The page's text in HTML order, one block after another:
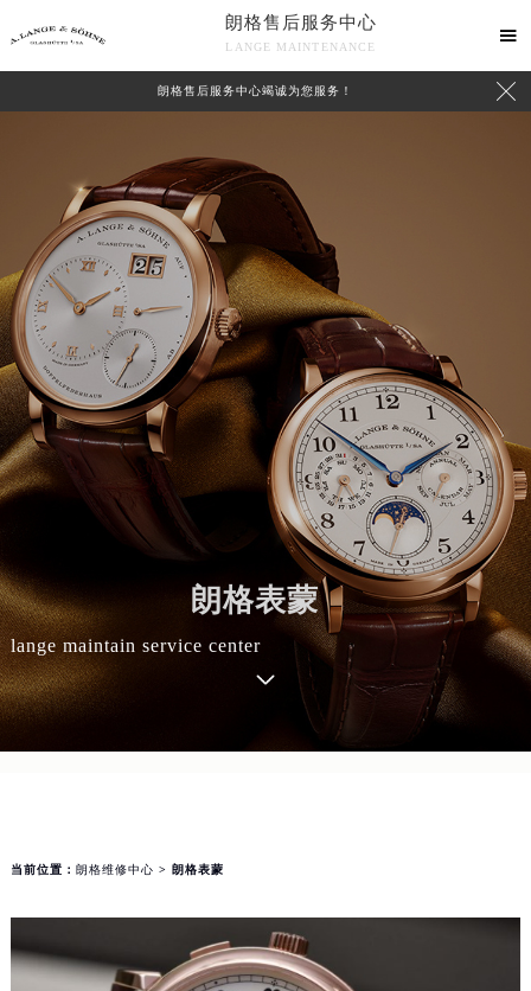
朗格售后服务中心
LANGE MAINTENANCE

朗格售后服务中心竭诚为您服务！ 
朗格表蒙
lange maintain service center
心介绍 联系我们
当前位置： 朗格维修中心 > 朗格表蒙